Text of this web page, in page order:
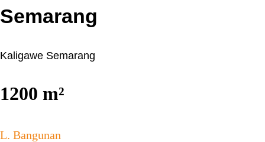
Semarang
Kaligawe Semarang
1200 m²
L. Bangunan